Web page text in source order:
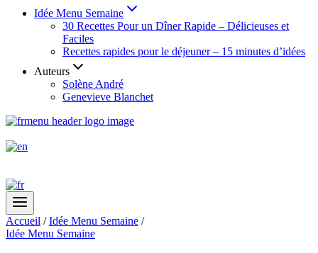
Idée Menu Semaine
30 Recettes Pour un Dîner Rapide – Délicieuses et
Faciles
Recettes rapides pour le déjeuner – 15 minutes d’idées
Auteurs
Solène André
Genevieve Blanchet
Accueil / Idée Menu Semaine /
Idée Menu Semaine